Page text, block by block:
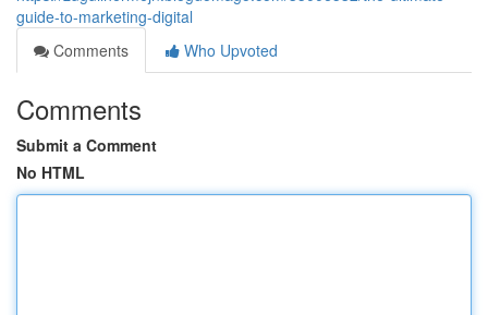
guide-to-marketing-digital
Comments
Who Upvoted
Comments
Submit a Comment
No HTML